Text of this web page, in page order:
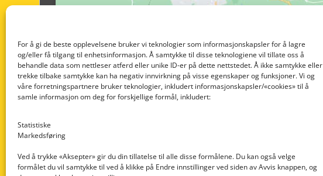
For å gi de beste opplevelsene bruker vi teknologier som informasjonskapsler for å lagre
og/eller få tilgang til enhetsinformasjon. Å samtykke til disse teknologiene vil tillate oss å
behandle data som nettleser atferd eller unike ID-er på dette nettstedet. Å ikke samtykke eller
trekke tilbake samtykke kan ha negativ innvirkning på visse egenskaper og funksjoner. Vi og
våre forretningspartnere bruker teknologier, inkludert informasjonskapsler/«cookies» til å
samle informasjon om deg for forskjellige formål, inkludert:
Statistiske
Markedsføring
Ved å trykke «Aksepter» gir du din tillatelse til alle disse formålene. Du kan også velge
formålet du vil samtykke til ved å klikke på Endre innstillinger ved siden av Avvis knappen, og
Nedre Nøttveit 60, 5238 Rådal